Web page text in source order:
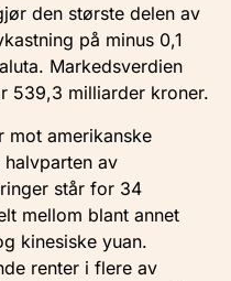
den største delen av
på minus 0,1
Markedsverdien
539,3 milliarder kroner.
mot amerikanske
av
står for 34
mellom blant annet
kinesiske yuan.
renter i flere av